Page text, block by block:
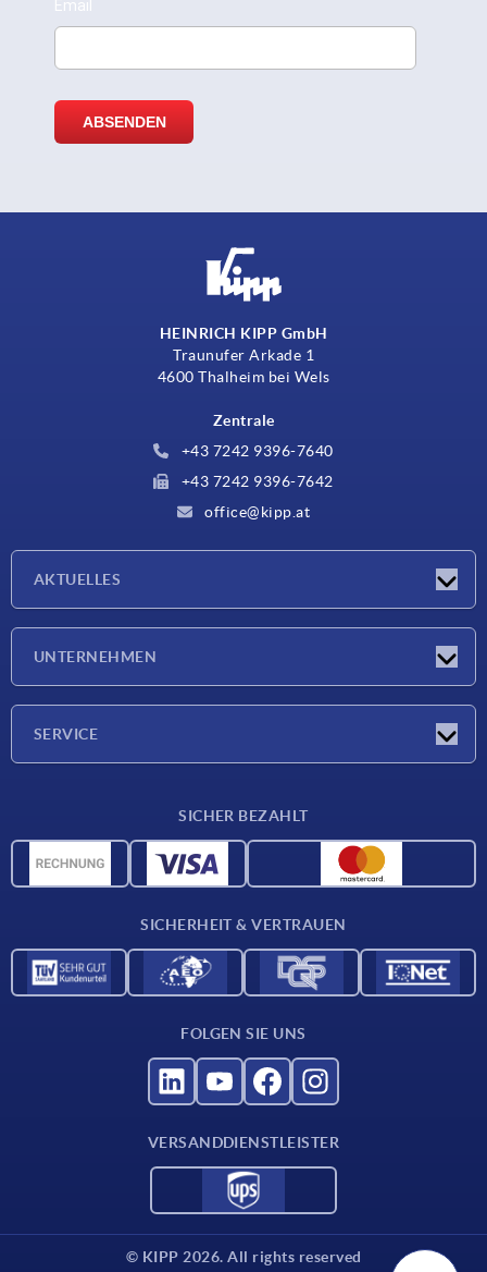
HEINRICH KIPP GmbH
Traunufer Arkade 1
4600 Thalheim bei Wels
Zentrale
+43 7242 9396-7640
+43 7242 9396-7642
office@kipp.at
AKTUELLES
UNTERNEHMEN
SERVICE
CAD-Daten
Für Lieferanten
SICHER BEZAHLT
SICHERHEIT & VERTRAUEN
FOLGEN SIE UNS
VERSANDDIENSTLEISTER
© KIPP 2026. All rights reserved